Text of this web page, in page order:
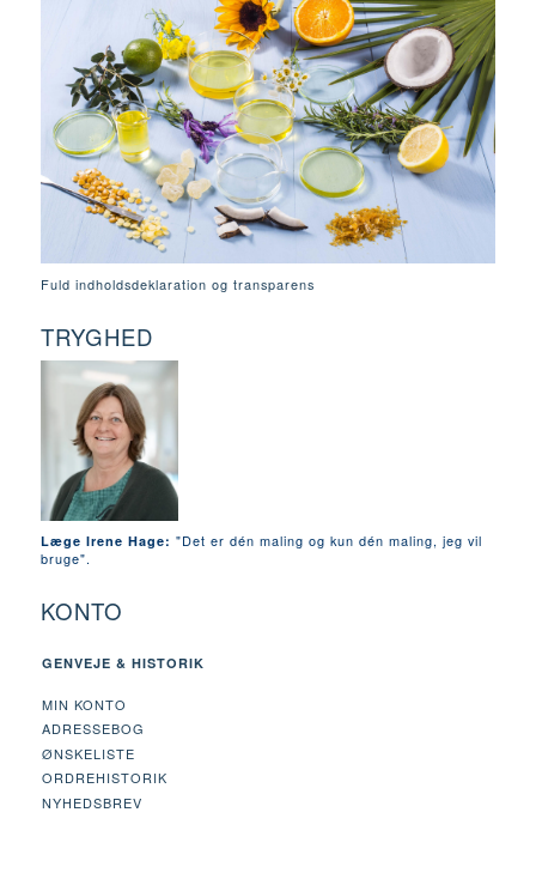
Fuld indholdsdeklaration og transparens
TRYGHED
Læge Irene Hage: "Det er dén maling og kun dén maling, jeg vil
bruge".
KONTO
GENVEJE & HISTORIK
MIN KONTO
ADRESSEBOG
ØNSKELISTE
ORDREHISTORIK
NYHEDSBREV